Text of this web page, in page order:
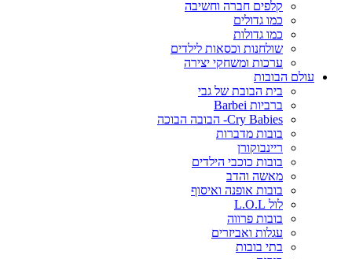
קלפים חברה וחשיבה
כמו גדולים
כמו גדולות
שולחנות וכסאות לילדים
ערכות ומשחקי יצירה
עולם הבובות
בית הבובת של גבי
ברביות Barbei
Cry Babies- הבובה הבוכה
בובות מדברות
ריינבוקורן
בובות כוכבי הילדים
מאשה והדב
בובות אופנה ואיסוף
לול L.O.L
בובות פרווה
עגלות ואביזרים
בתי בובות